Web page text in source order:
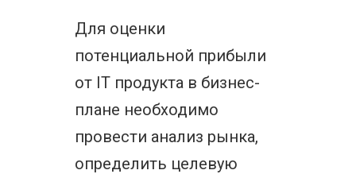
Для оценки
потенциальной прибыли
от IT продукта в бизнес-
плане необходимо
провести анализ рынка,
определить целевую